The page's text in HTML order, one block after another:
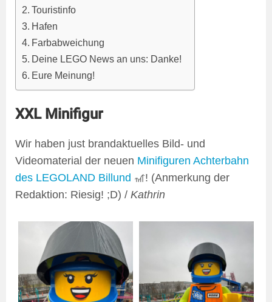
Touristinfo
Hafen
Farbabweichung
Deine LEGO News an uns: Danke!
Eure Meinung!
XXL Minifigur
Wir haben just brandaktuelles Bild- und
Videomaterial der neuen Minifiguren Achterbahn
des LEGOLAND Billund 🎢! (Anmerkung der
Redaktion: Riesig! ;D) / Kathrin